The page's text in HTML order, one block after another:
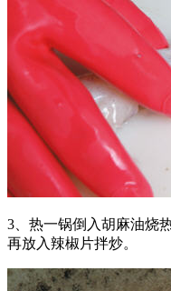
3、热一锅倒入胡麻油烧
再放入辣椒片拌炒。